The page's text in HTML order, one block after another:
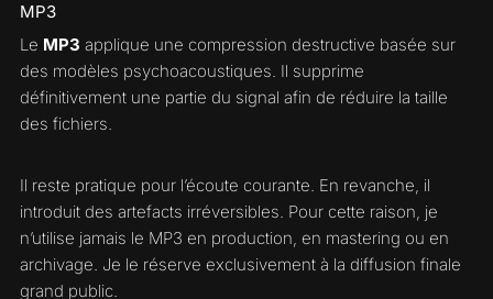
MP3
Le MP3 applique une compression destructive basée sur
des modèles psychoacoustiques. Il supprime
définitivement une partie du signal afin de réduire la taille
des fichiers.
Il reste pratique pour l’écoute courante. En revanche, il
introduit des artefacts irréversibles. Pour cette raison, je
n’utilise jamais le MP3 en production, en mastering ou en
archivage. Je le réserve exclusivement à la diffusion finale
grand public.